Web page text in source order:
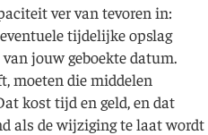
ver van tevoren in:
tijdelijke opslag
jouw geboekte datum.
moeten die middelen
kost tijd en geld, en dat
als de wijziging te laat wordt